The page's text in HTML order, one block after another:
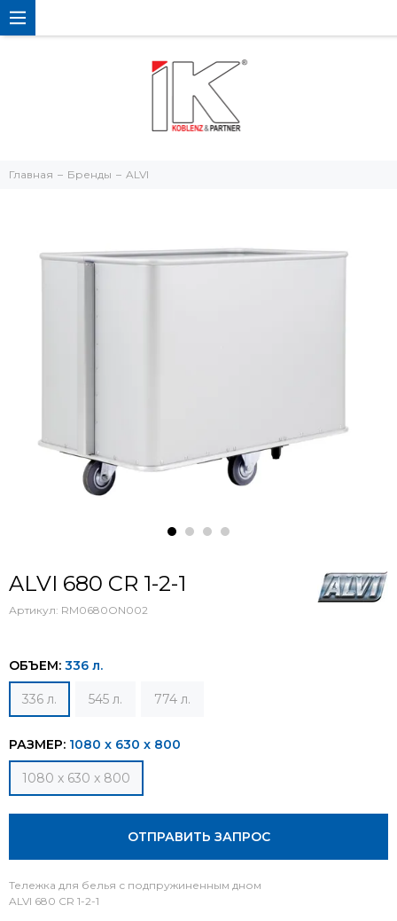
Главная Бренды ALVI
ALVI 680 CR 1-2-1
Артикул: RM0680ON002
ОБЪЕМ: 336 л.
336 л. 545 л. 774 л.
РАЗМЕР: 1080 x 630 x 800
1080 x 630 x 800
ОТПРАВИТЬ ЗАПРОС
Тележка для белья с подпружиненным дном
ALVI 680 CR 1-2-1